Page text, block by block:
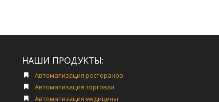
НАШИ ПРОДУКТЫ:
Автоматизация ресторанов
Автоматизация торговли
Автоматизация медицины